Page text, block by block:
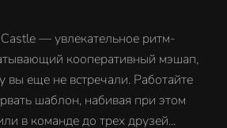
— увлекательное ритм-
кооперативный мэшап,
вы еще не встречали. Работайте
шаблон, набивая при этом
в команде до трех друзей...